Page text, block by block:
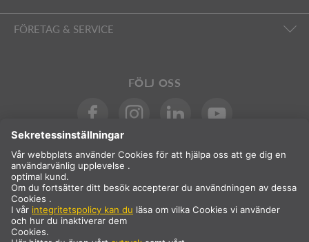
FÖRETAG & SERVICE
FÖLJ OSS
Internationell
SV
Sverige
Val av land